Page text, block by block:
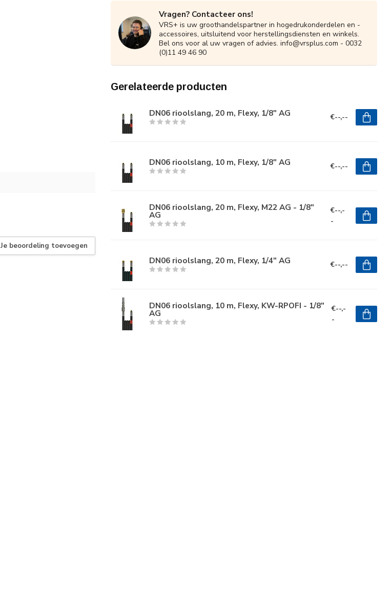
Je beoordeling toevoegen
Vragen? Contacteer ons!
VRS+ is uw groothandelspartner in hogedrukonderdelen en -
accessoires, uitsluitend voor herstellingsdiensten en winkels.
Bel ons voor al uw vragen of advies. info@vrsplus.com - 0032
(0)11 49 46 90
Gerelateerde producten
DN06 rioolslang, 20 m, Flexy, 1/8" AG €--,--
DN06 rioolslang, 10 m, Flexy, 1/8" AG €--,--
DN06 rioolslang, 20 m, Flexy, M22 AG - 1/8"
AG
€--,-
-
DN06 rioolslang, 20 m, Flexy, 1/4" AG €--,--
DN06 rioolslang, 10 m, Flexy, KW-RPOFI - 1/8"
AG
€--,-
-